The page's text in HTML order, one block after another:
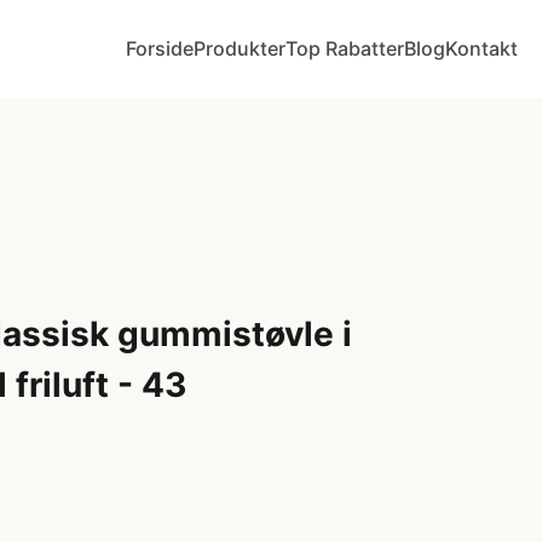
ForsideProdukterTop RabatterBlogKontakt
gummistøvle i
friluft - 43